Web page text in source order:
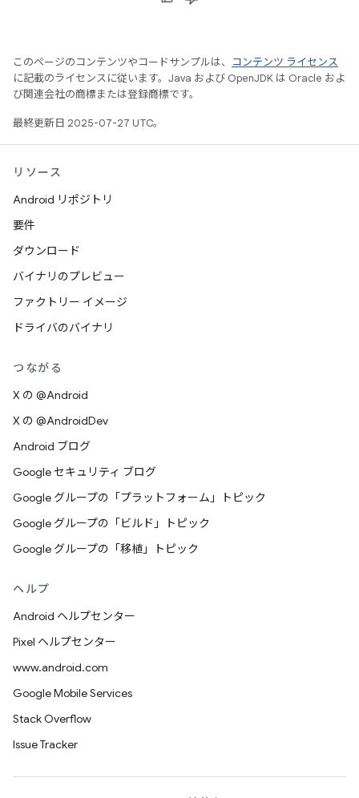
このページのコンテンツやコードサンプルは、
コンテンツ ライセンス
に記載のライセンスに従います。Java および OpenJDK は Oracle およ
び関連会社の商標または登録商標です。
最終更新日 2025-07-27 UTC。
リソース
Android リポジトリ
要件
ダウンロード
バイナリのプレビュー
ファクトリー イメージ
ドライバのバイナリ
つながる
X の @Android
X の @AndroidDev
Android ブログ
Google セキュリティ ブログ
Google グループの「プラットフォーム」トピック
Google グループの「ビルド」トピック
Google グループの「移植」トピック
ヘルプ
Android ヘルプセンター
Pixel ヘルプセンター
www.android.com
Google Mobile Services
Stack Overflow
Issue Tracker